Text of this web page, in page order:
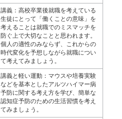
講義：高校卒業後就職を考えている
生徒にとって「働くことの意味」を
考えることは就職でのミスマッチを
防ぐ上で大切なことと思われます。
個人の適性のみならず、これからの
時代変化を予想しながら就職につい
て考えてみましょう。
講義と軽い運動：マウスや培養実験
などを基本としたアルツハイマー病
予防に関する考え方を学び、簡単な
認知症予防のための生活習慣を考え
てみましょう。